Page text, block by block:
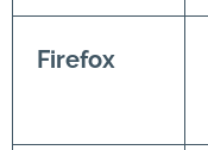
Firefox